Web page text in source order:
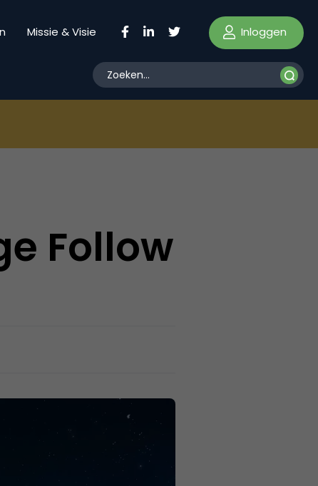
Missie & Visie Inloggen
Follow